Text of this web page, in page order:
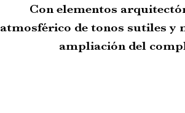
Con elementos
atmosférico de tonos sutiles y
ampliación del